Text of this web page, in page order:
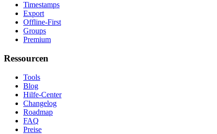
Timestamps
Export
Offline-First
Groups
Premium
Ressourcen
Tools
Blog
Hilfe-Center
Changelog
Roadmap
FAQ
Preise